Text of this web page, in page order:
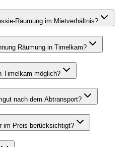
Räumung im Mietverhältnis?
Räumung in Timelkam?
Timelkam möglich?
nach dem Abtransport?
im Preis berücksichtigt?